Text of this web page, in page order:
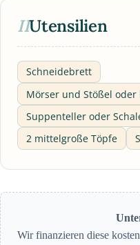
IIUtensilien
Schneidebrett
Mörser und Stößel oder
Suppenteller oder
2 mittelgroße Töpfe
Wir finanzieren diese